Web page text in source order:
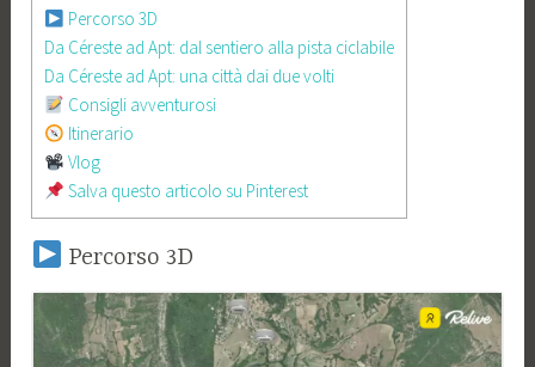
Percorso 3D
Da Céreste ad Apt: dal sentiero alla pista ciclabile
Da Céreste ad Apt: una città dai due volti
Consigli avventurosi
Itinerario
Vlog
Salva questo articolo su Pinterest
Percorso 3D